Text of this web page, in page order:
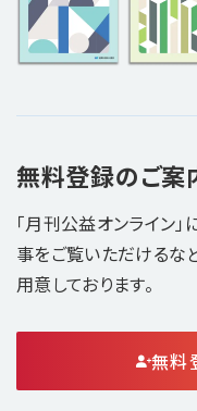
無料登録のご案
「月刊公益オンライン
事をご覧いただけるな
用意しております。
無料